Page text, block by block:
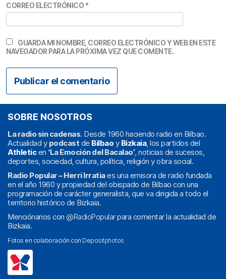
CORREO ELECTRÓNICO *
GUARDA MI NOMBRE, CORREO ELECTRÓNICO Y WEB EN ESTE
NAVEGADOR PARA LA PRÓXIMA VEZ QUE COMENTE.
SOBRE NOSOTROS
La radio sin cadenas. Desde 1960 haciendo radio en Bilbao.
Actualidad y podcast de Bilbao y Bizkaia, los partidos del
Athleticen ‘La Emoción del Bacalao’, noticias de sucesos,
deportes, sociedad, cultura, política, religión y obra social.
Radio Popular – Herri Irratiaes una emisora de radio fundada
en el año 1960 y propiedad del obispado de Bilbao con una
programación de carácter generalista, que va dirigida a todo el
territorio histórico de Bizkaia.
Menciónanos con @RadioPopularpara comentar la actualidad de
Bizkaia.
Fotos en colaboración con Depositphotos